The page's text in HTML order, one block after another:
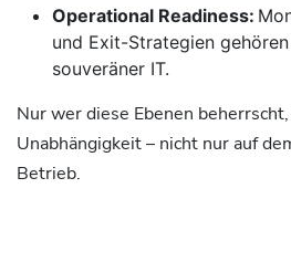
Operational Readiness:
und Exit-Strategien
souveräner IT.
Nur wer diese Ebenen
Unabhängigkeit – nicht nur auf
Betrieb.